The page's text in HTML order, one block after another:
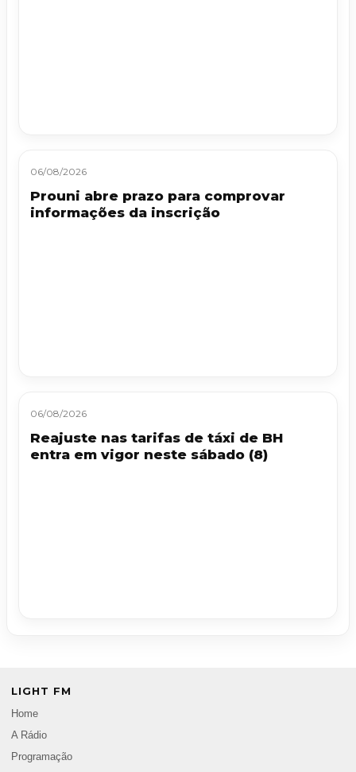
06/08/2026
Prouni abre prazo para comprovar
informações da inscrição
06/08/2026
Reajuste nas tarifas de táxi de BH
entra em vigor neste sábado (8)
LIGHT FM
Home
A Rádio
Programação